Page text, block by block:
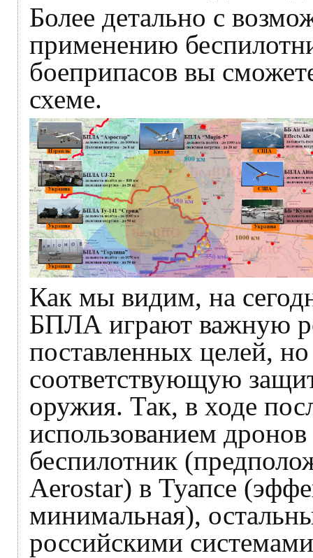
Более детально с
применению
боеприпасов вы
схеме.
Как мы видим, на
БПЛА играют важную
поставленных целей,
соответствующую
оружия. Так, в ходе
использованием
беспилотник
Aerostar) в Туапсе
минимальная),
российскими